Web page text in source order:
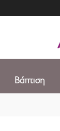
Βάπτιση